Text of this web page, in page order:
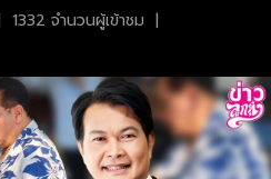
1332 จำนวนผู้เข้าชม |